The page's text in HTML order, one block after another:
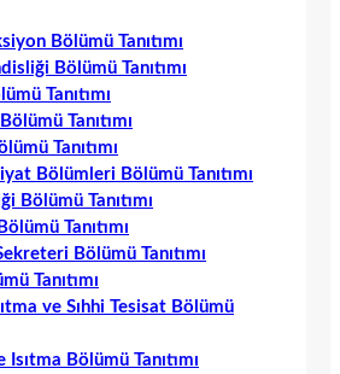
Bölümü Tanıtımı
Bölümü Tanıtımı
Tanıtımı
Tanıtımı
Tanıtımı
Bölümleri Bölümü Tanıtımı
Bölümü Tanıtımı
Tanıtımı
Bölümü Tanıtımı
Tanıtımı
ve Sıhhi Tesisat Bölümü
Isıtma Bölümü Tanıtımı